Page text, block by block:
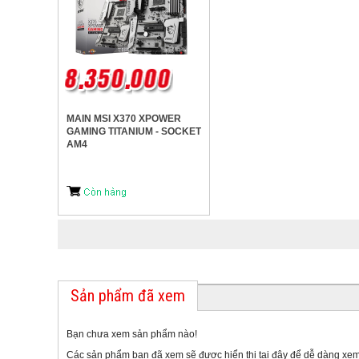
MAIN MSI X370 XPOWER
GAMING TITANIUM - SOCKET
AM4
Sản phẩm đã xem
Bạn chưa xem sản phẩm nào!
Các sản phẩm bạn đã xem sẽ được hiển thị tại đây để dễ dàng